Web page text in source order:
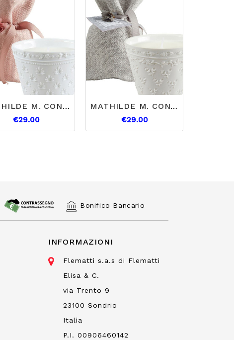
MATHILDE M. CONFEZIONE REGALO CANDELA PROFUMATA MARQUISE
€29.00
MATHILDE M. CONFEZIONE REGALO CANDELA PROFUMATA FIORI DI COTONE
€29.00
Bonifico Bancario
INFORMAZIONI
Flematti s.a.s di Flematti
Elisa & C.
via Trento 9
23100 Sondrio
Italia
P.I. 00906460142